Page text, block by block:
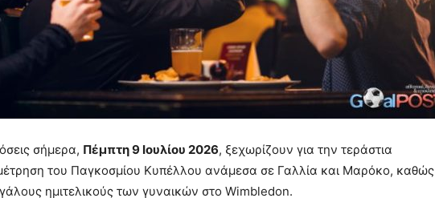
σήμερα, Πέμπτη 9 Ιουλίου 2026, ξεχωρίζουν για την τεράστια
του Παγκοσμίου Κυπέλλου ανάμεσα σε Γαλλία και Μαρόκο, καθώς
ημιτελικούς των γυναικών στο Wimbledon.